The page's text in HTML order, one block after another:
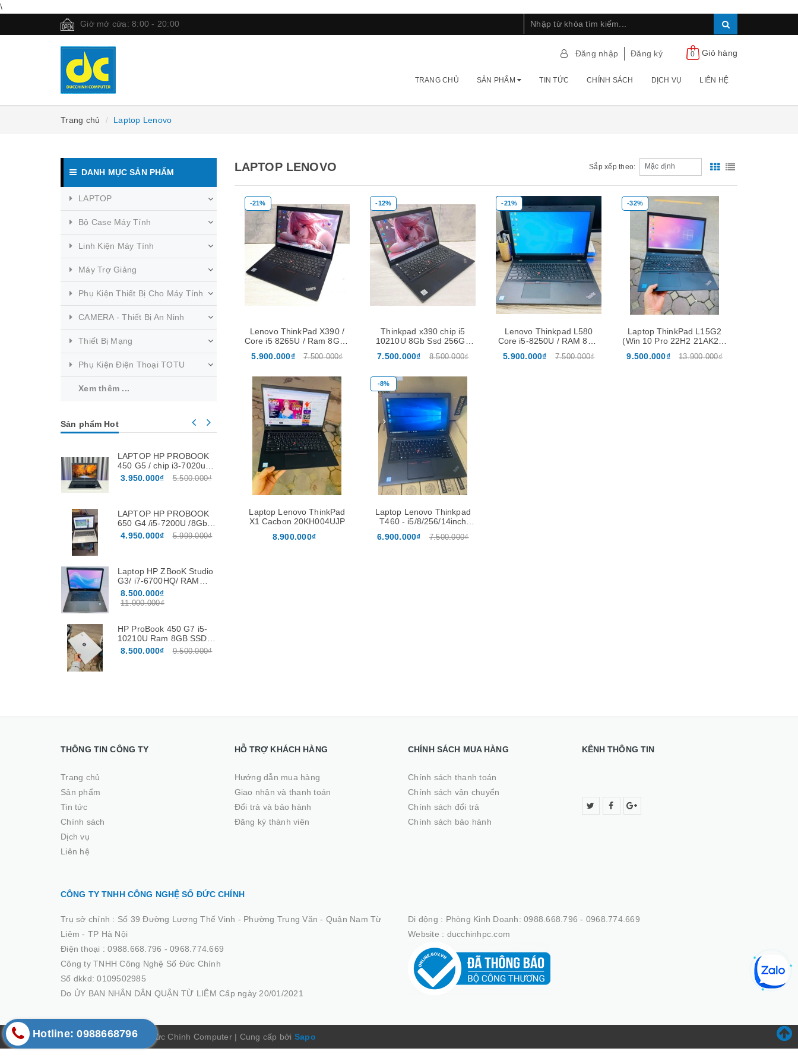
\
Giờ mở cửa: 8:00 - 20:00
Đăng nhập Đăng ký 0 Giỏ hàng
TRANG CHỦ SẢN PHẨM TIN TỨC CHÍNH SÁCH DỊCH VỤ LIÊN HỆ
Trang chủ Laptop Lenovo
LAPTOP LENOVO Sắp xếp theo:
-21%
Xem nhanh
Lenovo ThinkPad X390 /
Core i5 8265U / Ram 8GB /
13.3'' FHD
5.900.000₫ 7.500.000₫
-12%
Thinkpad x390 chip i5
10210U 8Gb Ssd 256Gb
7.500.000₫ 8.500.000₫
-21%
Lenovo Thinkpad L580
Core i5-8250U / RAM 8GB
inch FHD
5.900.000₫ 7.500.000₫
-32%
Laptop ThinkPad L15G2
(Win 10 Pro 22H2 21AK22)
ssd nvme 256 fhd
9.500.000₫ 13.900.000₫
Laptop Lenovo ThinkPad
X1 Cacbon 20KH004UJP
8.900.000₫
-8%
Mua hàng
Laptop Lenovo Thinkpad
T460 - i5/8/256/14inch
6.900.000₫ 7.500.000₫
DANH MỤC SẢN PHẨM
LAPTOP
Bộ Case Máy Tính
Linh Kiện Máy Tính
Máy Trợ Giảng
Phụ Kiện Thiết Bị Cho Máy Tính
CAMERA - Thiết Bị An Ninh
Thiết Bị Mạng
Phụ Kiện Điện Thoại TOTU
Xem thêm ...
Sản phẩm Hot
LAPTOP HP PROBOOK
450 G5 / chip i3-7020u /
ram 8Gb / ssd 256Gb /
màn 15.6″
3.950.000₫ 5.500.000₫
LAPTOP HP PROBOOK
650 G4 /i5-7200U /8Gb
/256Gb /15.6″
4.950.000₫ 5.999.000₫
Laptop HP ZBooK Studio
G3/ i7-6700HQ/ RAM
16GB / SSD 512GB / Vga
Nvidia Quadro M1000M
4G màn 15.6”FHD
8.500.000₫
11.000.000₫
HP ProBook 450 G7 i5-
10210U Ram 8GB SSD
256GB Màn hình 15.6
Inch
8.500.000₫ 9.500.000₫
Laptop HP Probook
640G5 -
i5/8/256GB/14inch HD
5.900.000₫ 8.500.000₫
Laptop HP Pavilion 15-
CW AMD R3-3300U Ram
8G SSD 256G 15.6 inch
Full HD
8.900.000₫
THÔNG TIN CÔNG TY
Trang chủ
Sản phẩm
Tin tức
Chính sách
Dịch vụ
Liên hệ
HỖ TRỢ KHÁCH HÀNG
Hướng dẫn mua hàng
Giao nhận và thanh toán
Đổi trả và bảo hành
Đăng ký thành viên
CHÍNH SÁCH MUA HÀNG
Chính sách thanh toán
Chính sách vận chuyển
Chính sách đổi trả
Chính sách bảo hành
KÊNH THÔNG TIN
CÔNG TY TNHH CÔNG NGHỆ SỐ ĐỨC CHÍNH
Trụ sở chính : Số 39 Đường Lương Thế Vinh - Phường Trung Văn - Quận Nam Từ
Liêm - TP Hà Nội
Điện thoại :0988.668.796 - 0968.774.669
Công ty TNHH Công Nghệ Số Đức Chính
Số dkkd: 0109502985
Do ỦY BAN NHÂN DÂN QUẬN TỪ LIÊM Cấp ngày 20/01/2021
Di động : Phòng Kinh Doanh: 0988.668.796 - 0968.774.669
Website : ducchinhpc.com
© Bản quyền thuộc về Đức Chính Computer | Cung cấp bởi Sapo
Hotline: 0988668796